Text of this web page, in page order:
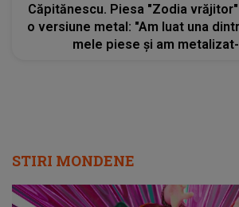
Căpitănescu. Piesa "Zodia
o versiune metal: "Am luat una
mele piese și am
STIRI MONDENE